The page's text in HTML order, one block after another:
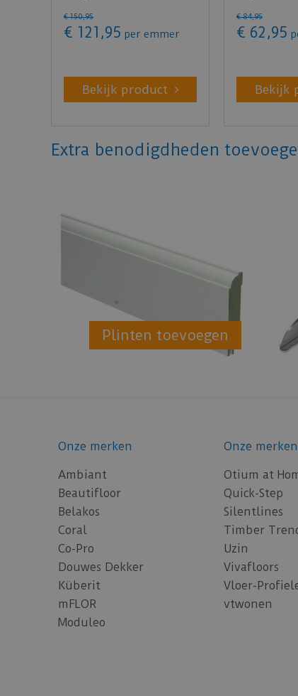
€ 150,95
€ 121 ,95 per emmer
Bekijk product
€ 84,95
€ 62 ,95
Bekijk
Extra benodigdheden
Plinten toevoegen
Onze merken
Ambiant
Beautifloor
Belakos
Coral
Co-Pro
Douwes Dekker
Küberit
mFLOR
Moduleo
Onze merken
Otium at
Quick-Step
Silentlines
Timber
Uzin
Vivafloors
Vloer-
vtwonen